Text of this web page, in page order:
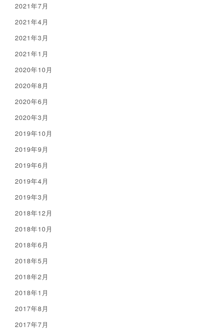
2021年7月
2021年4月
2021年3月
2021年1月
2020年10月
2020年8月
2020年6月
2020年3月
2019年10月
2019年9月
2019年6月
2019年4月
2019年3月
2018年12月
2018年10月
2018年6月
2018年5月
2018年2月
2018年1月
2017年8月
2017年7月